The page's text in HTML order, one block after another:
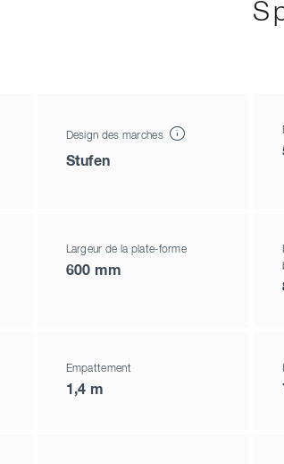
Design des marches
Stufen
Largeur de la plate-forme
600 mm
Empattement
1,4 m